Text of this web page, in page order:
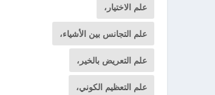
علم الاختيار،
علم التجانس بين الأشياء،
علم التعريض بالخير،
علم التعظيم الكوني،